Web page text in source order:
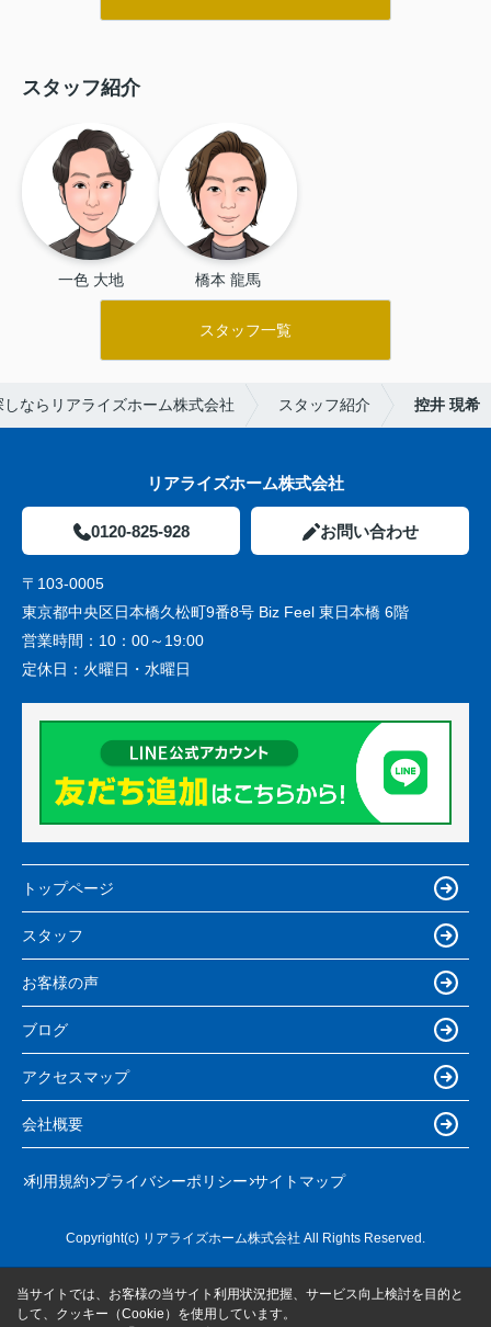
スタッフ紹介
一色 大地 橋本 龍馬
スタッフ一覧
ならリアライズホーム株式会社 スタッフ紹介 控井 現希
リアライズホーム株式会社
0120-825-928 お問い合わせ
〒103-0005
東京都中央区日本橋久松町9番8号 Biz Feel 東日本橋 6階
営業時間： 10：00～19:00
定休日： 火曜日・水曜日
トップページ
スタッフ
お客様の声
ブログ
アクセスマップ
会社概要
利用規約 プライバシーポリシー サイトマップ
Copyright(c) リアライズホーム株式会社 All Rights Reserved.
当サイトでは、お客様の当サイト利用状況把握、サービス向上検討を目的と
して、クッキー（Cookie）を使用しています。